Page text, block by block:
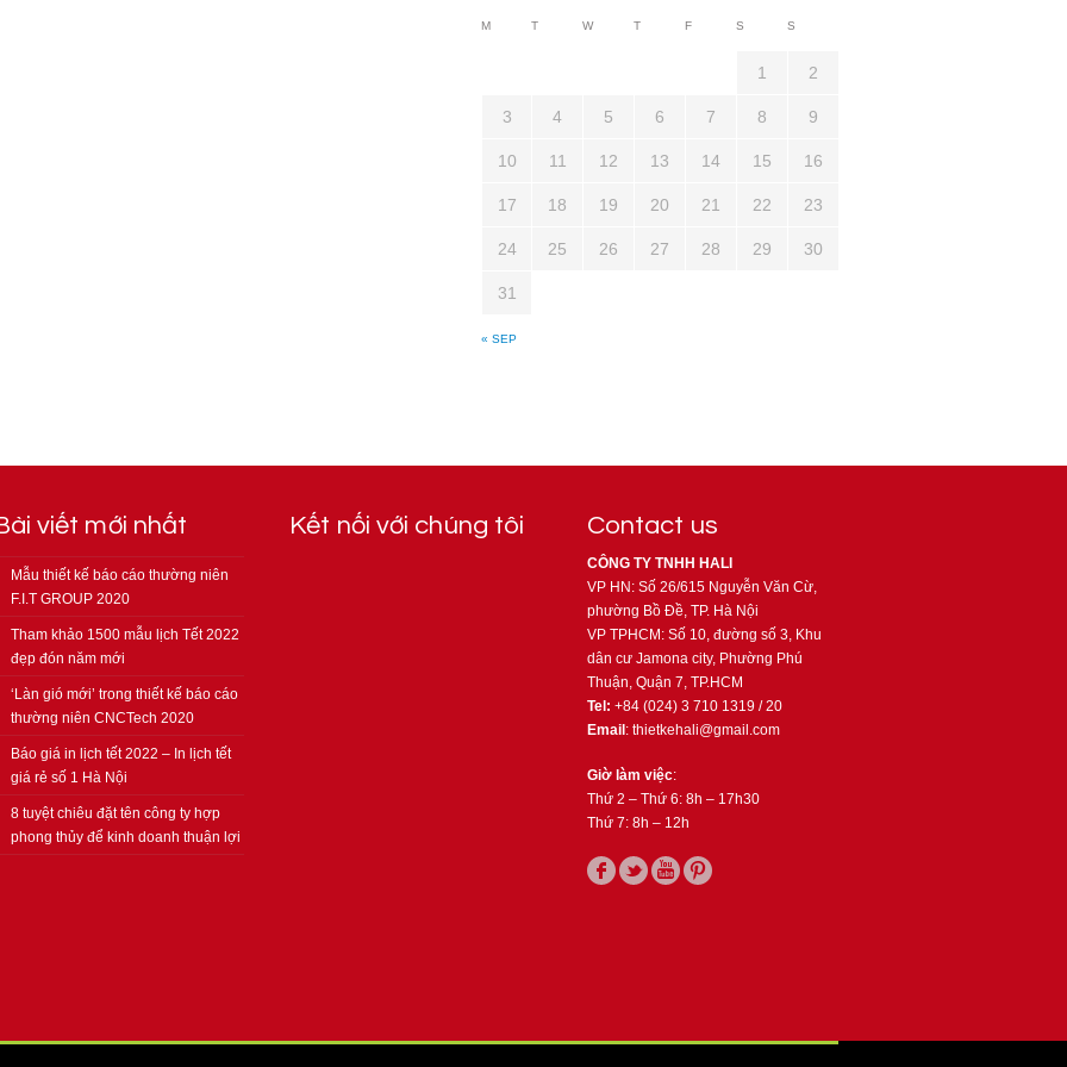
M T W T F S S
« SEP
1 2
3 4 5 6 7 8 9
10 11 12 13 14 15 16
17 18 19 20 21 22 23
24 25 26 27 28 29 30
31
viết mới nhất
Mẫu thiết kế báo cáo thường niên
F.I.T GROUP 2020
Tham khảo 1500 mẫu lịch Tết 2022
đẹp đón năm mới
‘Làn gió mới’ trong thiết kế báo cáo
thường niên CNCTech 2020
Báo giá in lịch tết 2022 – In lịch tết
giá rẻ số 1 Hà Nội
8 tuyệt chiêu đặt tên công ty hợp
phong thủy để kinh doanh thuận lợi
Kết nối với chúng tôi Contact us
CÔNG TY TNHH HALI
VP HN: Số 26/615 Nguyễn Văn Cừ,
phường Bồ Đề, TP. Hà Nội
VP TPHCM: Số 10, đường số 3, Khu
dân cư Jamona city, Phường Phú
Thuận, Quận 7, TP.HCM
Tel: +84 (024) 3 710 1319 / 20
Email : thietkehali@gmail.com
Giờ làm việc:
Thứ 2 – Thứ 6: 8h – 17h30
Thứ 7: 8h – 12h